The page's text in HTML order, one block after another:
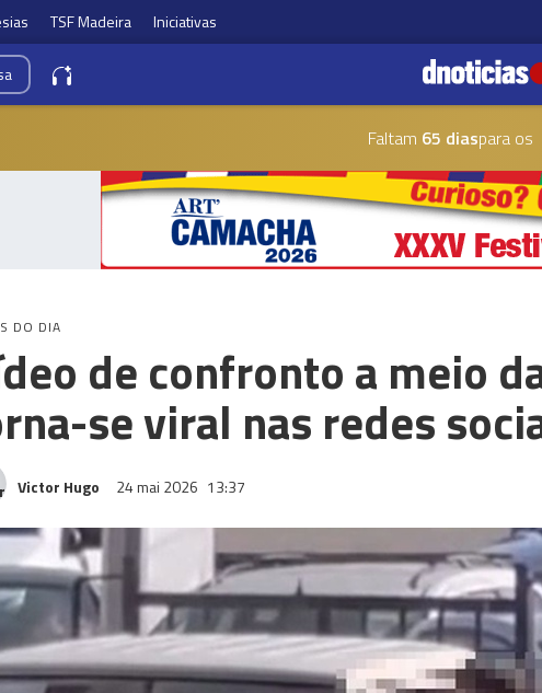
TSF Madeira Iniciativas
Faltam 65 diaspara os
DO DIA
de confronto a meio
se viral nas redes
Victor Hugo 24 mai 2026 13:37